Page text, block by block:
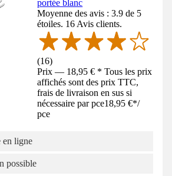
portée blanc
Moyenne des avis : 3.9 de 5
étoiles. 16 Avis clients.
(16)
Prix — 18,95 € * Tous les prix
affichés sont des prix TTC,
frais de livraison en sus si
nécessaire par pce18,95 €*/
pce
en ligne
possible